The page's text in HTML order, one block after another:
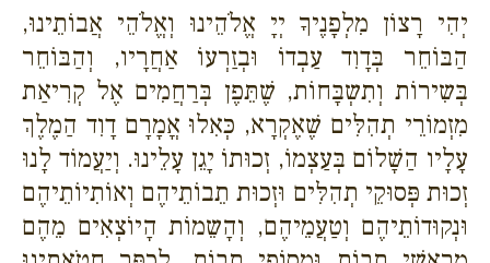
יְהִי רָצוֹן מִלְפָנֶיךָ יְיָ אֱלֹהֵינוּ וְאֱלֹהֵי אֲבוֹתֵינוּ,
הַבּוֹחֵר בְּדָוִד עַבְדוֹ וּבְזַרְעוֹ אַחֲרָיו, וְהַבּוֹחֵר
בְּשִירוֹת וְתִשְבָּחוֹת, שֶׁתֵּפֶן בְּרַחֲמִים אֶל קְרִיאַת
מִזְמוֹרֵי תְהִלִּים שֶׁאֶקְרָא, כְּאִלוּ אֳמָרָם דָוִד הַמֶלֶךְ
עָלָיו הַשָׁלוֹם בְּעַצְמוֹ, זְכוּתוֹ יָגֵן עָלֵינוּ. וְיַעֲמוֹד לָנוּ
זְכוּת פְּסוּקֵי תְהִלִּים וּזְכוּת תֵבוֹתֵיהֶם וְאוֹתִיוֹתֵיהֶם
וּנְקוּדוֹתֵיהֶם וְטַעֲמֵיהֶם, וְהָשֵמוֹת הָיוֹצְאִים מֵהֶם